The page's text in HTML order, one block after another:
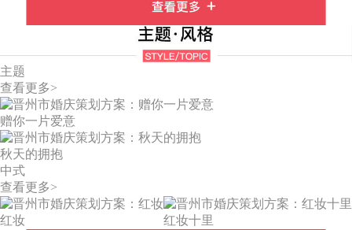
主题
查看更多>
赠你一片爱意
秋天的拥抱
中式
查看更多>
红妆 红妆十里